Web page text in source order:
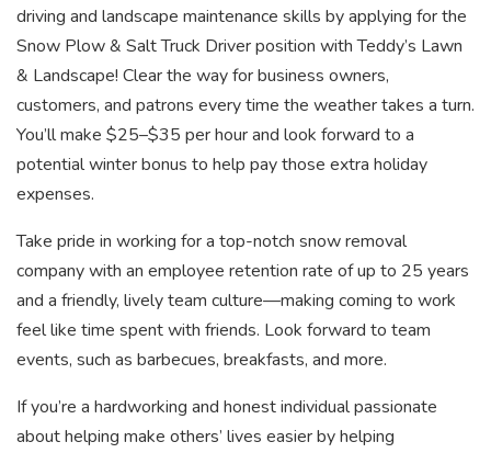
driving and landscape maintenance skills by applying for the
Snow Plow & Salt Truck Driver position with Teddy’s Lawn
& Landscape! Clear the way for business owners,
customers, and patrons every time the weather takes a turn.
You’ll make $25–$35 per hour and look forward to a
potential winter bonus to help pay those extra holiday
expenses.
Take pride in working for a top-notch snow removal
company with an employee retention rate of up to 25 years
and a friendly, lively team culture—making coming to work
feel like time spent with friends. Look forward to team
events, such as barbecues, breakfasts, and more.
If you’re a hardworking and honest individual passionate
about helping make others’ lives easier by helping